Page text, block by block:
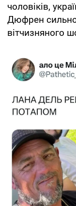
чоловіків,
Дюфрен
вітчизняного